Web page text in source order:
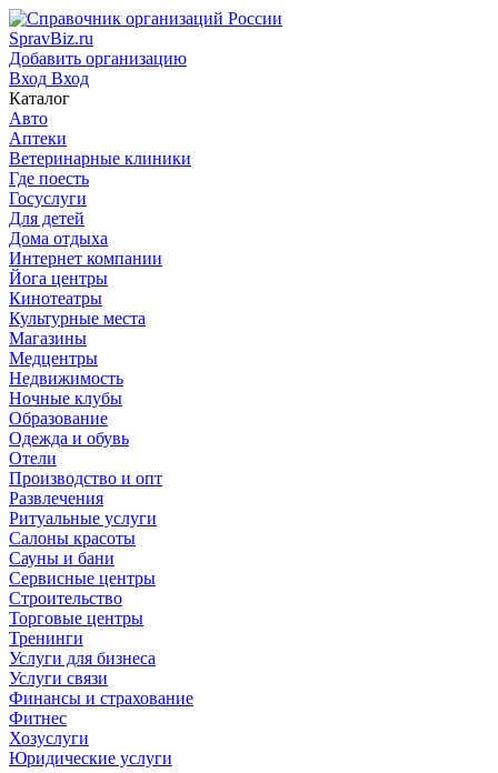
SpravBiz.ru
Добавить организацию
Вход Вход
Каталог
Авто
Аптеки
Ветеринарные клиники
Где поесть
Госуслуги
Для детей
Дома отдыха
Интернет компании
Йога центры
Кинотеатры
Культурные места
Магазины
Медцентры
Недвижимость
Ночные клубы
Образование
Одежда и обувь
Отели
Производство и опт
Развлечения
Ритуальные услуги
Салоны красоты
Сауны и бани
Сервисные центры
Строительство
Торговые центры
Тренинги
Услуги для бизнеса
Услуги связи
Финансы и страхование
Фитнес
Хозуслуги
Юридические услуги